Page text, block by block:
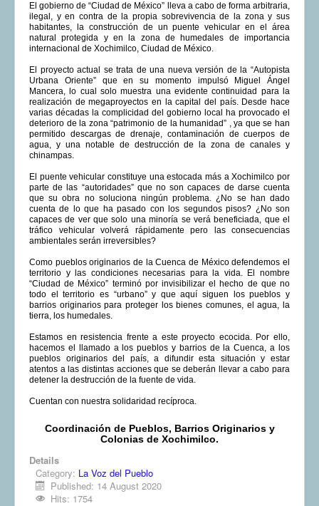
COMUNERA 67 EN PDF numero de presentación de la
voz de la Casa de los pueblos
El gobierno de “Ciudad de México” lleva a cabo de forma arbitraria,
ilegal, y en contra de la propia sobrevivencia de la zona y sus
habitantes, la construcción de un puente vehicular en el área
natural protegida y en la zona de humedales de importancia
internacional de Xochimilco, Ciudad de México.
El proyecto actual se trata de una nueva versión de la “Autopista
Urbana Oriente” que en su momento impulsó Miguel Ángel
Mancera, lo cual solo muestra una evidente continuidad para la
realización de megaproyectos en la capital del país. Desde hace
varias décadas la complicidad del gobierno local ha provocado el
deterioro de la zona “patrimonio de la humanidad” , ya que se han
permitido descargas de drenaje, contaminación de cuerpos de
agua, y una notable de destrucción de la zona de canales y
chinampas.
El puente vehicular constituye una estocada más a Xochimilco por
parte de las “autoridades” que no son capaces de darse cuenta
que su obra no soluciona ningún problema. ¿No se han dado
cuenta de lo que ha pasado con los segundos pisos? ¿No son
capaces de ver que solo una minoría se verá beneficiada, que el
tráfico vehicular volverá rápidamente pero las consecuencias
ambientales serán irreversibles?
Como pueblos originarios de la Cuenca de México defendemos el
territorio y las condiciones necesarias para la vida. El nombre
“Ciudad de México” terminó por invisibilizar el hecho de que no
todo el territorio es “urbano” y que aquí siguen los pueblos y
barrios originarios para proteger los bienes comunes, el agua, la
tierra, los humedales.
Estamos en resistencia frente a este proyecto ecocida. Por ello,
hacemos el llamado a los pueblos y barrios de la Cuenca, a los
pueblos originarios del país, a difundir esta situación y estar
atentos a las distintas acciones que se deberán llevar a cabo para
detener la destrucción de la fuente de vida.
Cuentan con nuestra solidaridad recíproca.
Coordinación de Pueblos, Barrios Originarios y
Colonias de Xochimilco.
Details
Category: La Voz del Pueblo
Published: 14 August 2020
Hits: 1754